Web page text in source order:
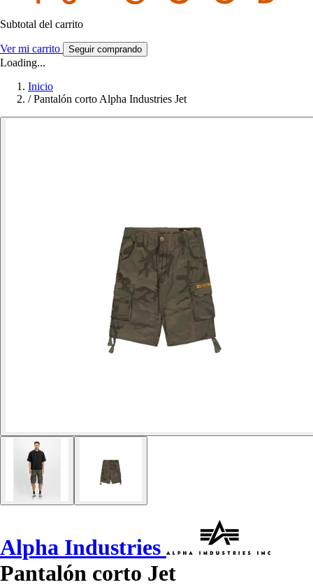
Subtotal del carrito
Ver mi carrito Seguir comprando
Loading...
Inicio
/ Pantalón corto Alpha Industries Jet
Alpha Industries
Pantalón corto Jet